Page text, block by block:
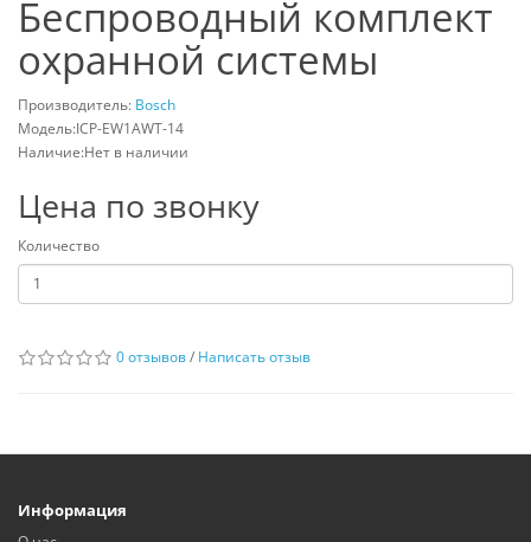
Беспроводный комплект
охранной системы
Производитель: Bosch
Модель:ICP-EW1AWT-14
Наличие:Нет в наличии
Цена по звонку
Количество
0 отзывов/ Написать отзыв
Информация